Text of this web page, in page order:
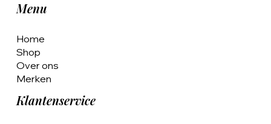
Menu
Home
Shop
Over ons
Merken
Klantenservice